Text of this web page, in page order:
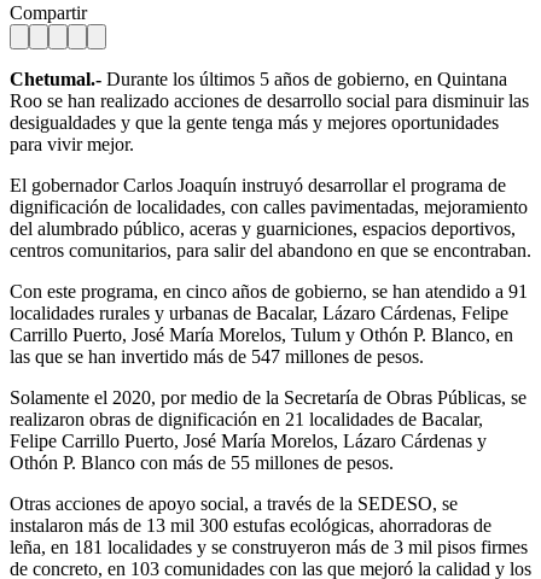
Compartir
Chetumal.- Durante los últimos 5 años de gobierno, en Quintana
Roo se han realizado acciones de desarrollo social para disminuir las
desigualdades y que la gente tenga más y mejores oportunidades
para vivir mejor.
El gobernador Carlos Joaquín instruyó desarrollar el programa de
dignificación de localidades, con calles pavimentadas, mejoramiento
del alumbrado público, aceras y guarniciones, espacios deportivos,
centros comunitarios, para salir del abandono en que se encontraban.
Con este programa, en cinco años de gobierno, se han atendido a 91
localidades rurales y urbanas de Bacalar, Lázaro Cárdenas, Felipe
Carrillo Puerto, José María Morelos, Tulum y Othón P. Blanco, en
las que se han invertido más de 547 millones de pesos.
Solamente el 2020, por medio de la Secretaría de Obras Públicas, se
realizaron obras de dignificación en 21 localidades de Bacalar,
Felipe Carrillo Puerto, José María Morelos, Lázaro Cárdenas y
Othón P. Blanco con más de 55 millones de pesos.
Otras acciones de apoyo social, a través de la SEDESO, se
instalaron más de 13 mil 300 estufas ecológicas, ahorradoras de
leña, en 181 localidades y se construyeron más de 3 mil pisos firmes
de concreto, en 103 comunidades con las que mejoró la calidad y los